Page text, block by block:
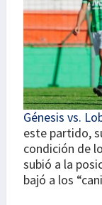
Génesis vs.
este partido,
condición de
subió a la
bajó a los